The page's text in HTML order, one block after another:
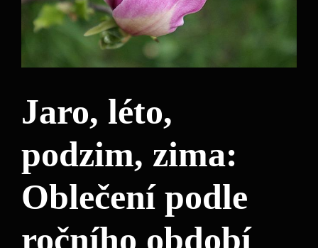
Jaro, léto,
podzim, zima:
Oblečení podle
ročního období